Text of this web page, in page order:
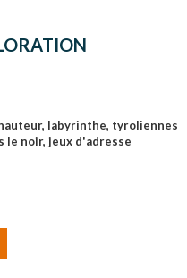
labyrinthe, tyroliennes
le noir, jeux d'adresse